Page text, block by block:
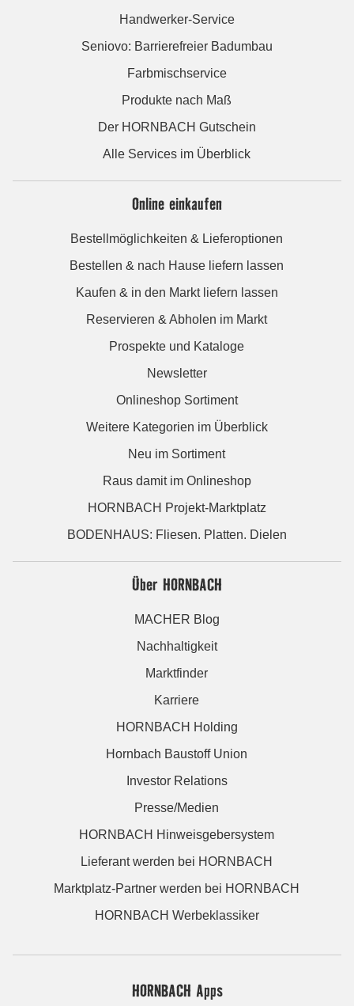
Handwerker-Service
Seniovo: Barrierefreier Badumbau
Farbmischservice
Produkte nach Maß
Der HORNBACH Gutschein
Alle Services im Überblick
Online einkaufen
Bestellmöglichkeiten & Lieferoptionen
Bestellen & nach Hause liefern lassen
Kaufen & in den Markt liefern lassen
Reservieren & Abholen im Markt
Prospekte und Kataloge
Newsletter
Onlineshop Sortiment
Weitere Kategorien im Überblick
Neu im Sortiment
Raus damit im Onlineshop
HORNBACH Projekt-Marktplatz
BODENHAUS: Fliesen. Platten. Dielen
Über HORNBACH
MACHER Blog
Nachhaltigkeit
Marktfinder
Karriere
HORNBACH Holding
Hornbach Baustoff Union
Investor Relations
Presse/Medien
HORNBACH Hinweisgebersystem
Lieferant werden bei HORNBACH
Marktplatz-Partner werden bei HORNBACH
HORNBACH Werbeklassiker
HORNBACH Apps